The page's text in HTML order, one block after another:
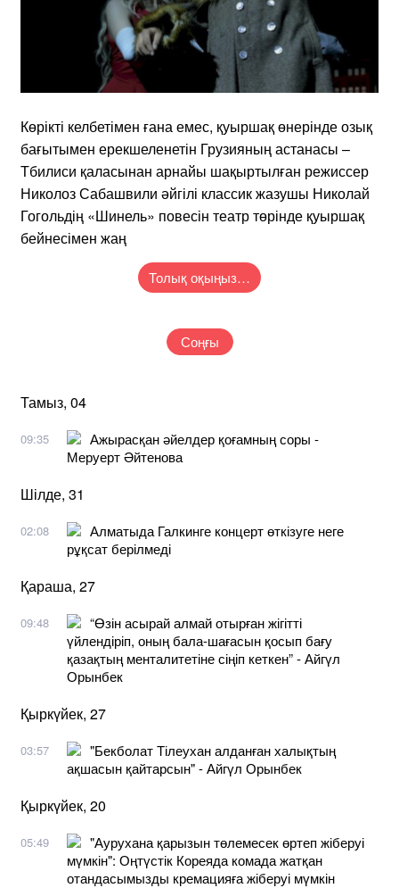
Көрікті келбетімен ғана емес, қуыршақ өнерінде озық
бағытымен ерекшеленетін Грузияның астанасы –
Тбилиси қаласынан арнайы шақыртылған режиссер
Николоз Сабашвили әйгілі классик жазушы Николай
Гогольдің «Шинель» повесін театр төрінде қуыршақ
бейнесімен жаң
Толық оқыңыз…
Соңғы
Тамыз, 04
09:35
Ажырасқан әйелдер қоғамның соры -
Меруерт Әйтенова
Шілде, 31
02:08
Алматыда Галкинге концерт өткізуге неге
рұқсат берілмеді
Қараша, 27
09:48
“Өзін асырай алмай отырған жігітті
үйлендіріп, оның бала-шағасын қосып бағу
қазақтың менталитетіне сіңіп кеткен” - Айгүл
Орынбек
Қыркүйек, 27
03:57
"Бекболат Тілеухан алданған халықтың
ақшасын қайтарсын" - Айгүл Орынбек
Қыркүйек, 20
05:49
"Аурухана қарызын төлемесек өртеп жіберуі
мүмкін": Оңтүстік Кореяда комада жатқан
отандасымызды кремацияға жіберуі мүмкін